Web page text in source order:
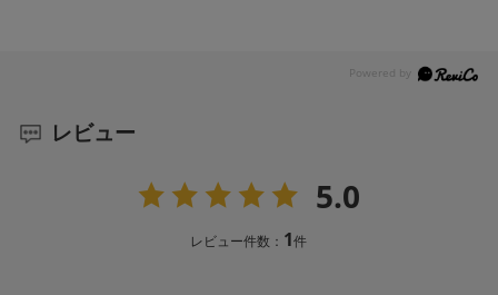
レビュー
5.0
レビュー件数： 1件